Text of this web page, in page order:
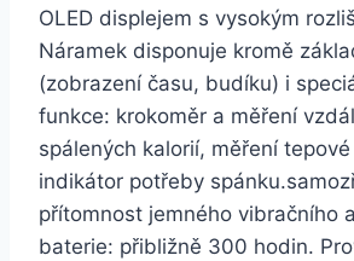
OLED displejem s vysokým
Náramek disponuje kromě
(zobrazení času, budíku) i
funkce: krokoměr a měření
spálených kalorií, měření
indikátor potřeby
přítomnost jemného vibračního
baterie: přibližně 300 hodin.